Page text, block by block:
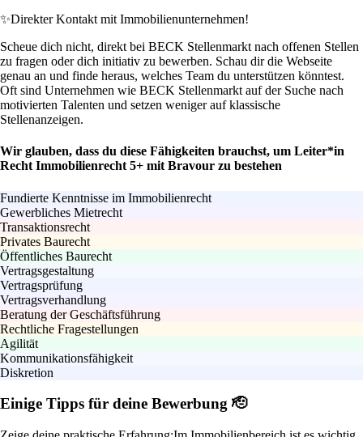
✨Direkter Kontakt mit Immobilienunternehmen!
Scheue dich nicht, direkt bei BECK Stellenmarkt nach offenen Stellen
zu fragen oder dich initiativ zu bewerben. Schau dir die Webseite
genau an und finde heraus, welches Team du unterstützen könntest.
Oft sind Unternehmen wie BECK Stellenmarkt auf der Suche nach
motivierten Talenten und setzen weniger auf klassische
Stellenanzeigen.
Wir glauben, dass du diese Fähigkeiten brauchst, um Leiter*in
Recht Immobilienrecht 5+ mit Bravour zu bestehen
Fundierte Kenntnisse im Immobilienrecht
Gewerbliches Mietrecht
Transaktionsrecht
Privates Baurecht
Öffentliches Baurecht
Vertragsgestaltung
Vertragsprüfung
Vertragsverhandlung
Beratung der Geschäftsführung
Rechtliche Fragestellungen
Agilität
Kommunikationsfähigkeit
Diskretion
Einige Tipps für deine Bewerbung 🫡